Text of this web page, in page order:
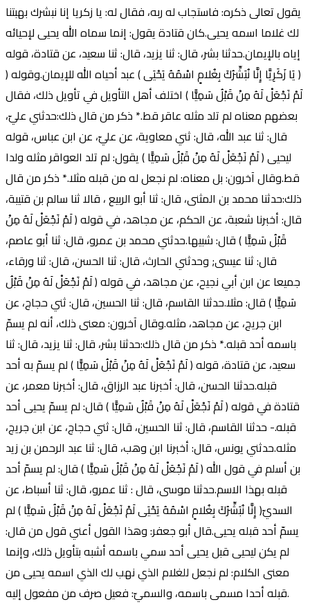
يقول تعالى ذكره: فاستجاب له ربه، فقال له: يا زكريا إنا نبشرك بهبتنا
لك غلاما اسمه يحيى.كان قتادة يقول: إنما سماه الله يحيى لإحيائه
إياه بالإيمان.حدثنا بشر، قال: ثنا يزيد، قال: ثنا سعيد، عن قتادة، قوله
( يَا زَكَرِيَّا إِنَّا نُبَشِّرُكَ بِغُلامٍ اسْمُهُ يَحْيَى ) عبد أحياه الله للإيمان.وقوله (
لَمْ نَجْعَلْ لَهُ مِنْ قَبْلُ سَمِيًّا ) اختلف أهل التأويل في تأويل ذلك، فقال
بعضهم معناه لم تلد مثله عاقر قط.* ذكر من قال ذلك:حدثني عليّ،
قال: ثنا عبد الله، قال: ثني معاوية، عن عليّ، عن ابن عباس، قوله
ليحيى ( لَمْ نَجْعَلْ لَهُ مِنْ قَبْلُ سَمِيًّا ) يقول: لم تلد العواقر مثله ولدا
قط.وقال آخرون: بل معناه: لم نجعل له من قبله مثلا.* ذكر من قال
ذلك:حدثنا محمد بن المثنى، قال: ثنا أبو الربيع ، قالا ثنا سالم بن قتيبة،
قال: أخبرنا شعبة، عن الحكم، عن مجاهد، في قوله ( لَمْ نَجْعَلْ لَهُ مِنْ
قَبْلُ سَمِيًّا ) قال: شبيها.حدثني محمد بن عمرو، قال: ثنا أبو عاصم،
قال: ثنا عيسى; وحدثني الحارث، قال: ثنا الحسن، قال: ثنا ورقاء،
جميعا عن ابن أبي نجيح، عن مجاهد، في قوله ( لَمْ نَجْعَلْ لَهُ مِنْ قَبْلُ
سَمِيًّا ) قال: مثلا.حدثنا القاسم، قال: ثنا الحسين، قال: ثني حجاج، عن
ابن جريج، عن مجاهد، مثله.وقال آخرون: معنى ذلك، أنه لم يسمّ
باسمه أحد قبله.* ذكر من قال ذلك:حدثنا بشر، قال: ثنا يزيد، قال: ثنا
سعيد، عن قتادة، قوله ( لَمْ نَجْعَلْ لَهُ مِنْ قَبْلُ سَمِيًّا ) لم يسمّ به أحد
قبله.حدثنا الحسن، قال: أخبرنا عبد الرزاق، قال: أخبرنا معمر، عن
قتادة في قوله ( لَمْ نَجْعَلْ لَهُ مِنْ قَبْلُ سَمِيًّا ) قال: لم يسمّ يحيى أحد
قبله.- حدثنا القاسم، قال: ثنا الحسين، قال: ثني حجاج، عن ابن جريج،
مثله.حدثني يونس، قال: أخبرنا ابن وهب، قال: ثنا عبد الرحمن بن زيد
بن أسلم في قول الله ( لَمْ نَجْعَلْ لَهُ مِنْ قَبْلُ سَمِيًّا ) قال: لم يسمّ أحد
قبله بهذا الاسم.حدثنا موسى، قال : ثنا عمرو، قال: ثنا أسباط، عن
السديّ( إِنَّا نُبَشِّرُكَ بِغُلامٍ اسْمُهُ يَحْيَى لَمْ نَجْعَلْ لَهُ مِنْ قَبْلُ سَمِيًّا ) لم
يسمّ أحد قبله يحيى.قال أبو جعفر: وهذا القول أعني قول من قال:
لم يكن ليحيى قبل يحيى أحد سمي باسمه أشبه بتأويل ذلك، وإنما
معنى الكلام: لم نجعل للغلام الذي نهب لك الذي اسمه يحيى من
قبله أحدا مسمى باسمه، والسميّ: فعيل صرف من مفعول إليه.